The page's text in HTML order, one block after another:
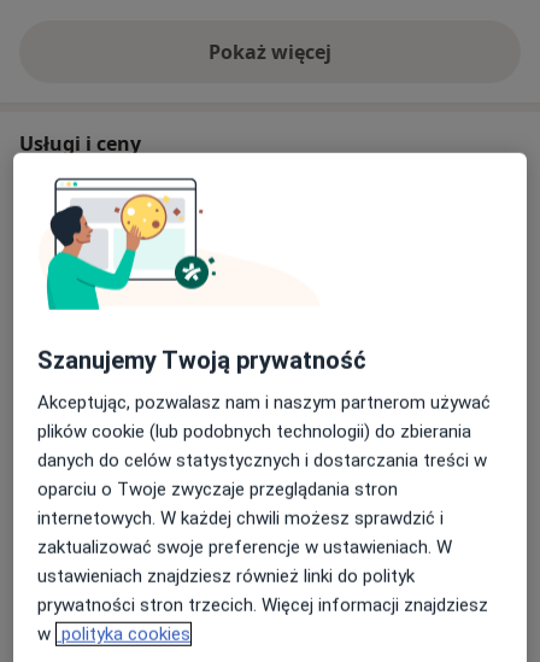
Pokaż więcejo doświadczeniu
Usługi i ceny
Konsultacja fizjoterapeutyczna
Od 100 zł Szczegóły
Rehabilitacja
Od 100 zł
Ćwiczenia
Od 100 zł Szczegóły
Wizyta domowa
Od 100 zł Szczegóły
Terapia trzewna
Od 100 zł Szczegóły
+ 24 usługi
Szanujemy Twoją prywatność
Akceptując, pozwalasz nam i naszym partnerom używać
plików cookie (lub podobnych technologii) do zbierania
danych do celów statystycznych i dostarczania treści w
oparciu o Twoje zwyczaje przeglądania stron
internetowych. W każdej chwili możesz sprawdzić i
zaktualizować swoje preferencje w ustawieniach. W
ustawieniach znajdziesz również linki do polityk
prywatności stron trzecich. Więcej informacji znajdziesz
w polityka cookies